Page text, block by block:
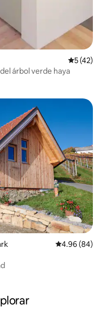
5 (42)
árbol verde haya
Calificación
4.96 (84)